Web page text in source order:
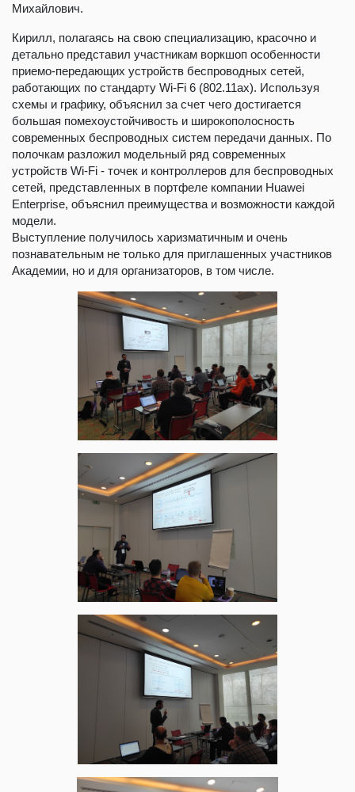
Михайлович.
Кирилл, полагаясь на свою специализацию, красочно и
детально представил участникам воркшоп особенности
приемо-передающих устройств беспроводных сетей,
работающих по стандарту Wi-Fi 6 (802.11ax). Используя
схемы и графику, объяснил за счет чего достигается
большая помехоустойчивость и широкополосность
современных беспроводных систем передачи данных. По
полочкам разложил модельный ряд современных
устройств Wi-Fi - точек и контроллеров для беспроводных
сетей, представленных в портфеле компании Huawei
Enterprise, объяснил преимущества и возможности каждой
модели.
Выступление получилось харизматичным и очень
познавательным не только для приглашенных участников
Академии, но и для организаторов, в том числе.